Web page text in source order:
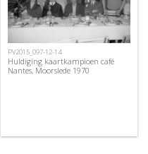
PV2015_097-12-14
Huldiging kaartkampioen café
Nantes, Moorslede 1970